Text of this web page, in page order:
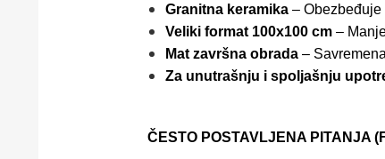
Granitna keramika– Obezbeđuje
Veliki format 100x100 cm–
Mat završna obrada–
Za unutrašnju i spoljašnju
ČESTO POSTAVLJENA PITANJA